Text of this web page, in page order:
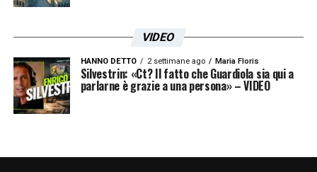
VIDEO
HANNO DETTO 2 settimane ago Maria Floris
Silvestrin: «Ct? Il fatto che Guardiola sia qui a
parlarne è grazie a una persona» – VIDEO